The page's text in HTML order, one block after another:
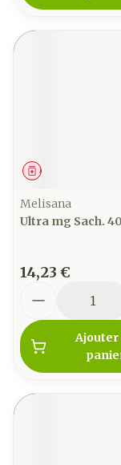
Médicament
Melisana
Ultra mg Sach.
14,23 €
Ajouter